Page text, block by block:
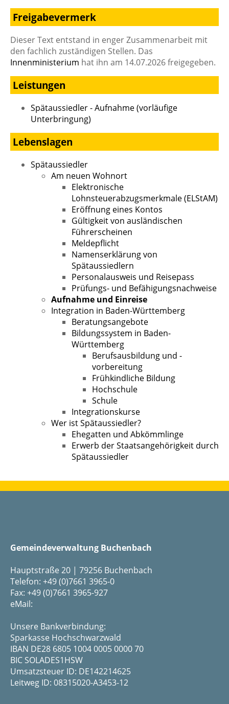
Freigabevermerk
Dieser Text entstand in enger Zusammenarbeit mit
den fachlich zuständigen Stellen. Das
Innenministerium hat ihn am 14.07.2026 freigegeben.
Leistungen
Spätaussiedler - Aufnahme (vorläufige
Unterbringung)
Lebenslagen
Spätaussiedler
Am neuen Wohnort
Elektronische
Lohnsteuerabzugsmerkmale (ELStAM)
Eröffnung eines Kontos
Gültigkeit von ausländischen
Führerscheinen
Meldepflicht
Namenserklärung von
Spätaussiedlern
Personalausweis und Reisepass
Prüfungs- und Befähigungsnachweise
Aufnahme und Einreise
Integration in Baden-Württemberg
Beratungsangebote
Bildungssystem in Baden-
Württemberg
Berufsausbildung und -
vorbereitung
Frühkindliche Bildung
Hochschule
Schule
Integrationskurse
Wer ist Spätaussiedler?
Ehegatten und Abkömmlinge
Erwerb der Staatsangehörigkeit durch
Spätaussiedler
Gemeindeverwaltung Buchenbach
Hauptstraße 20 | 79256 Buchenbach
Telefon: +49 (0)7661 3965-0
Fax: +49 (0)7661 3965-927
eMail:
Unsere Bankverbindung:
Sparkasse Hochschwarzwald
IBAN DE28 6805 1004 0005 0000 70
BIC SOLADES1HSW
Umsatzsteuer ID: DE142214625
Leitweg ID: 08315020-A3453-12